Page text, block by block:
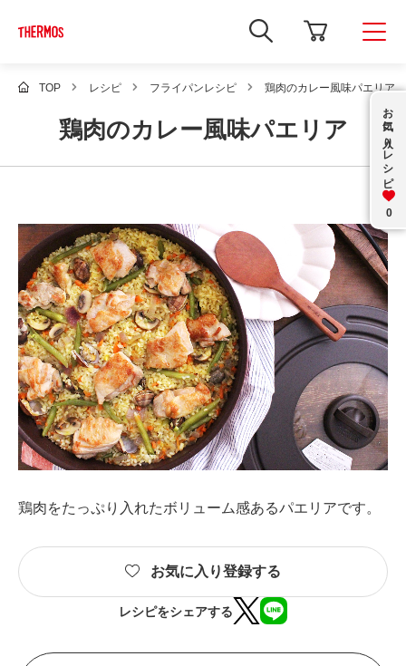
新
し
ィ
ウ
で
サ
索
を
開
き
ま
す
TOP レシピ フライパンレシピ 鶏肉のカレー風味パエリア
鶏肉のカレー風味パエリア お気に入り
レシピ
0
鶏肉をたっぷり入れたボリューム感あるパエリアです。
お気に入り登録する
レシピをシェアする